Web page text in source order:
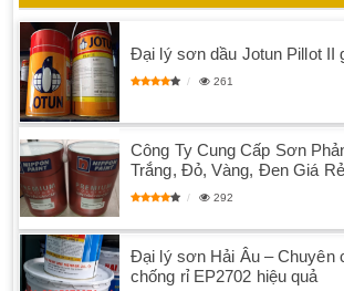
Đại lý sơn dầu Jotun Pillot II
261
Công Ty Cung Cấp Sơn
Trắng, Đỏ, Vàng, Đen Giá Rẻ
292
Đại lý sơn Hải Âu – Chuyên
chống rỉ EP2702 hiệu quả